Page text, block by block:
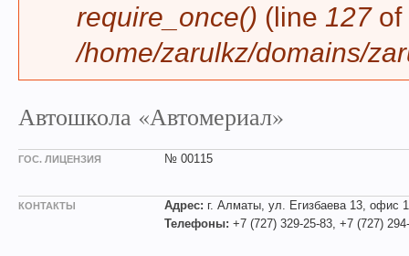
require_once() (line 127of
/home/zarulkz/domains/
Автошкола «Автомериал»
ГОС. ЛИЦЕНЗИЯ № 00115
КОНТАКТЫ Адрес: г. Алматы, ул. Егизбаева 13, офис
Телефоны: +7 (727) 329-25-83, +7 (727)